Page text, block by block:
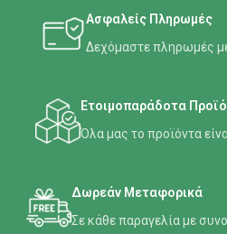
Ασφαλείς Πληρωμές
Δεχόμαστε πληρωμές
Ετοιμοπαράδοτα
Όλα μας το προϊόντα
Δωρεάν Μεταφορικά
Σε κάθε παραγελία με